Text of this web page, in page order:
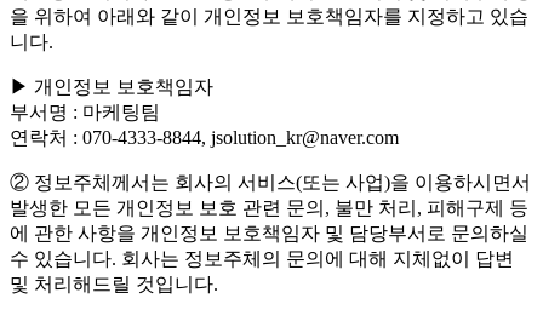
을 위하여 아래와 같이 개인정보 보호책임자를 지정하고 있습
니다.
▶ 개인정보 보호책임자
부서명 : 마케팅팀
연락처 : 070-4333-8844, jsolution_kr@naver.com
② 정보주체께서는 회사의 서비스(또는 사업)을 이용하시면서
발생한 모든 개인정보 보호 관련 문의, 불만 처리, 피해구제 등
에 관한 사항을 개인정보 보호책임자 및 담당부서로 문의하실
수 있습니다. 회사는 정보주체의 문의에 대해 지체없이 답변
및 처리해드릴 것입니다.